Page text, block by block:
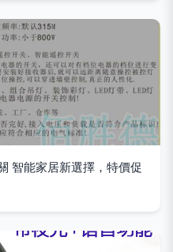
智能家居新選擇，特價促